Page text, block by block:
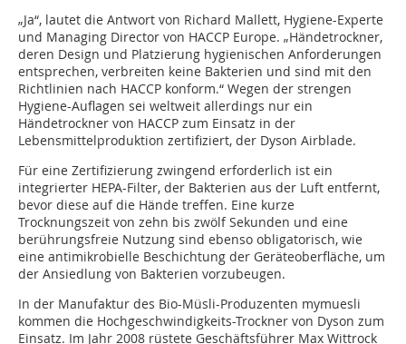
„Ja“, lautet die Antwort von Richard Mallett, Hygiene-Experte
und Managing Director von HACCP Europe. „Händetrockner,
deren Design und Platzierung hygienischen Anforderungen
entsprechen, verbreiten keine Bakterien und sind mit den
Richtlinien nach HACCP konform.“ Wegen der strengen
Hygiene-Auflagen sei weltweit allerdings nur ein
Händetrockner von HACCP zum Einsatz in der
Lebensmittelproduktion zertifiziert, der Dyson Airblade.
Für eine Zertifizierung zwingend erforderlich ist ein
integrierter HEPA-Filter, der Bakterien aus der Luft entfernt,
bevor diese auf die Hände treffen. Eine kurze
Trocknungszeit von zehn bis zwölf Sekunden und eine
berührungsfreie Nutzung sind ebenso obligatorisch, wie
eine antimikrobielle Beschichtung der Geräteoberfläche, um
der Ansiedlung von Bakterien vorzubeugen.
In der Manufaktur des Bio-Müsli-Produzenten mymuesli
kommen die Hochgeschwindigkeits-Trockner von Dyson zum
Einsatz. Im Jahr 2008 rüstete Geschäftsführer Max Wittrock